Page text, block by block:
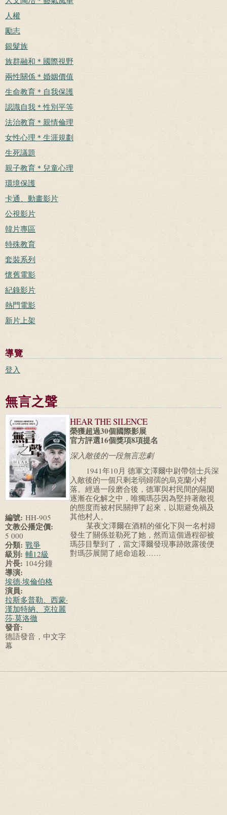
人權
勵志
銀髮族
族群融和＊國際視野
兩性關係＊婚姻價值
生命教育＊自我保護
認識自我＊性別平等
法治教育＊親情倫理
女性心理＊生涯規劃
生死議題
親子教育＊兒童心理
環境保護
卡通、動畫影片
公視影片
韓片專區
特殊教育
套裝系列
懷舊電影
紀錄影片
熱門電影
新片上架
導覽
登入
無言之聲
編號: HH-905
文教公播定價:
5 000
分類: 戰爭
級別: 輔12級
片長: 104分鐘
導演:
埃德·埃倫伯格
演員:
拉斯多普勒、西蒙·
漢加特納、克拉麗
莎·莫洛徹
發音:
德語發音，中文字
幕
HEAR THE SILENCE
榮獲超過30個國際影展
官方評選16個獎項8項提名
深入敵後的一段無言悲劇
1941年10月 德軍文澤爾中尉帶領士兵深
入敵後的一個只剩老弱婦孺的烏克蘭小村
落。經過一段磨合後，德軍與村民間的隔閡
逐漸在化解之中，唯獨瑪莎因為堅持著敵視
的態度而被村民關押了起來，以期避免禍及
其他村人。
某夜文澤爾在酒精的催化下與一名村婦
發生了關係並勒死了她，然而這個過程卻被
瑪莎目擊到了，當文澤爾發現事跡敗露後便
對瑪莎展開了絕命追殺……